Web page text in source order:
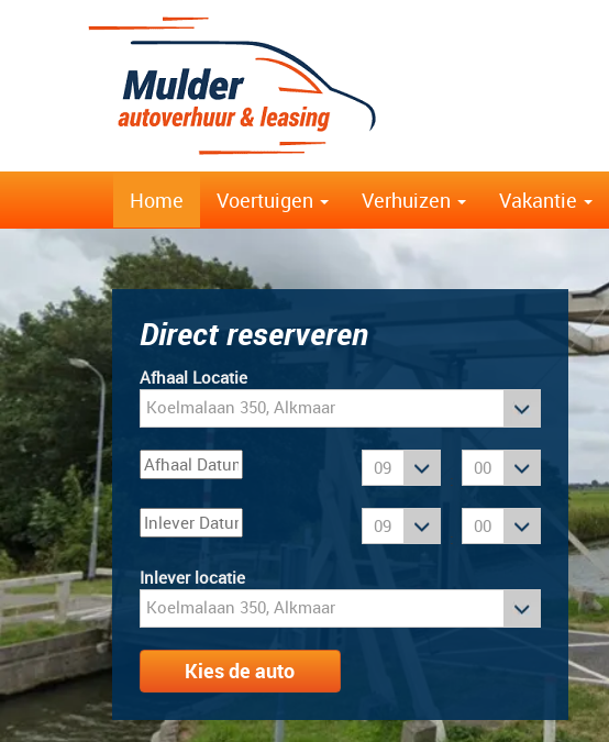
Home Voertuigen Verhuizen Vakantie
Direct reserveren
Afhaal Locatie
:
:
Inlever locatie
Kies de auto